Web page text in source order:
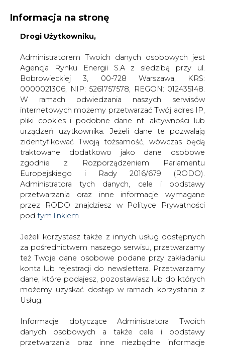
KONTAKT:
WYDAWCA PORTALU:
WYSOKI KONTRAST WIELKOŚĆ TEKSTU A A
ZALOGUJ SIĘ
WŁĄCZ CIRE.TV
Informacja na stronę
Drogi Użytkowniku,
Administratorem Twoich danych osobowych jest
Agencja Rynku Energii S.A z siedzibą przy ul.
Bobrowieckiej 3, 00-728 Warszawa, KRS:
0000021306, NIP: 5261757578, REGON: 012435148.
W ramach odwiedzania naszych serwisów
internetowych możemy przetwarzać Twój adres IP,
pliki cookies i podobne dane nt. aktywności lub
urządzeń użytkownika. Jeżeli dane te pozwalają
zidentyfikować Twoją tożsamość, wówczas będą
traktowane dodatkowo jako dane osobowe
zgodnie z Rozporządzeniem Parlamentu
Europejskiego i Rady 2016/679 (RODO).
Administratora tych danych, cele i podstawy
przetwarzania oraz inne informacje wymagane
przez RODO znajdziesz w Polityce Prywatności
pod tym linkiem.
Jeżeli korzystasz także z innych usług dostępnych
za pośrednictwem naszego serwisu, przetwarzamy
też Twoje dane osobowe podane przy zakładaniu
konta lub rejestracji do newslettera. Przetwarzamy
dane, które podajesz, pozostawiasz lub do których
możemy uzyskać dostęp w ramach korzystania z
Usług.
Informacje dotyczące Administratora Twoich
danych osobowych a także cele i podstawy
przetwarzania oraz inne niezbędne informacje
Strona główna
SERWIS INFORMACYJNY CIRE
Marek Zerka - wspomnienie
2005-04-24 00:00
skomentuj
udostępnij: